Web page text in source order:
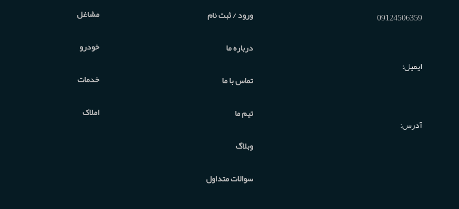
09124506359
ایمیل:
آدرس:
ورود / ثبت نام
درباره ما
تماس با ما
تیم ما
وبلاگ
سوالات متداول
مشاغل
خودرو
خدمات
املاک